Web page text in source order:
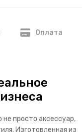
Оплата
не просто аксессуар,
Изготовленная из